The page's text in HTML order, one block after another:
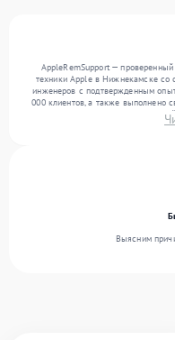
AppleRemSupport —
техники Apple в Нижнекамске со
инженеров с подтвержденным
000 клиентов, а также выполнено
центр поступает более 300
сложности и гарантируем высокое
Выясним